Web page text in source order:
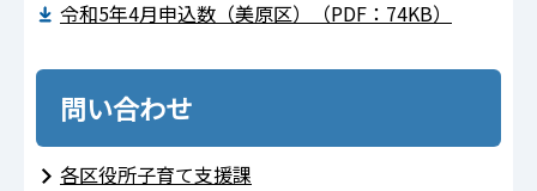
令和5年4月申込数（美原区）（PDF：74KB）
問い合わせ
各区役所子育て支援課